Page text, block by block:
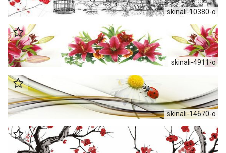
skinali-10380-o
skinali-4911-o
skinali-14670-o